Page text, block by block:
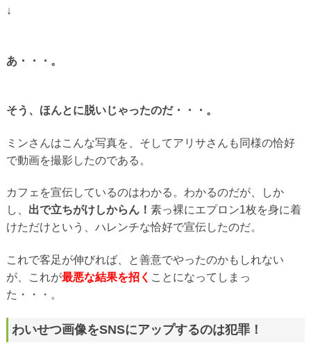
↓
あ・・・。
そう、ほんとに脱いじゃったのだ・・・。
ミンさんはこんな写真を、そしてアリサさんも同様の恰好
で動画を撮影したのである。
カフェを宣伝しているのはわかる。わかるのだが、しか
し、 出で立ちがけしからん！ 素っ裸にエプロン1枚を身に着
けただけという、ハレンチな恰好で宣伝したのだ。
これで客足が伸びれば、と善意でやったのかもしれない
が、これが最悪な結果を招く ことになってしまっ
た・・・。
わいせつ画像をSNSにアップするのは犯罪！